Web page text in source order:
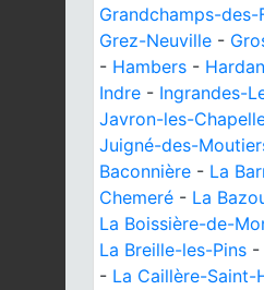
Grandchamps-des-
Grez-Neuville -
- Hambers -
Indre - Ingrandes-
Javron-les-
Juigné-des-
Baconnière - La
Chemeré - La
La Boissière-de-
La Breille-les-Pins -
- La Caillère-Saint-